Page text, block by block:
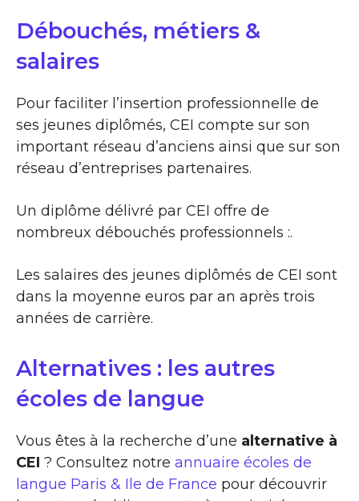
Débouchés, métiers &
salaires
Pour faciliter l’insertion professionnelle de
ses jeunes diplômés, CEI compte sur son
important réseau d’anciens ainsi que sur son
réseau d’entreprises partenaires.
Un diplôme délivré par CEI offre de
nombreux débouchés professionnels :.
Les salaires des jeunes diplômés de CEI sont
dans la moyenne euros par an après trois
années de carrière.
Alternatives : les autres
écoles de langue
Vous êtes à la recherche d’une alternative à
CEI ? Consultez notre annuaire écoles de
langue Paris & Ile de France pour découvrir